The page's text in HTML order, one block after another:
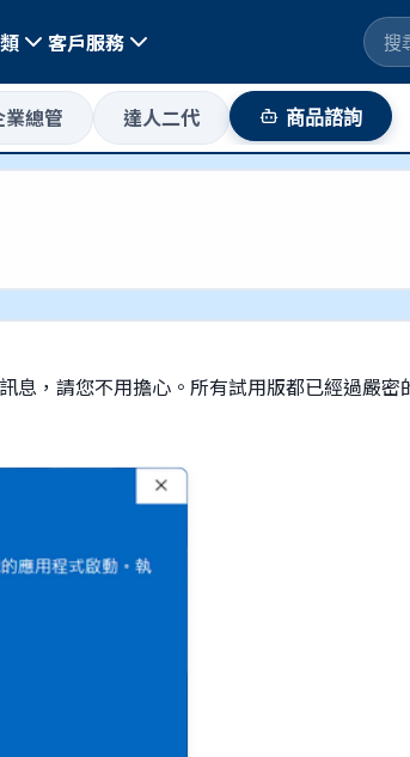
客戶服務
業總管 達人二代 商品諮詢
息，請您不用擔心。所有試用版都已經過嚴密